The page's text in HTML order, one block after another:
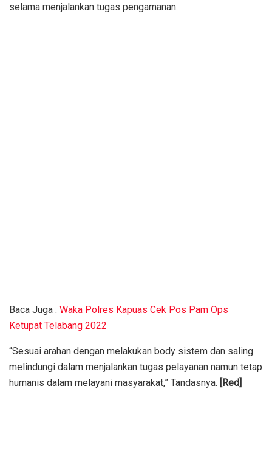
selama menjalankan tugas pengamanan.
Baca Juga : Waka Polres Kapuas Cek Pos Pam Ops
Ketupat Telabang 2022
“Sesuai arahan dengan melakukan body sistem dan saling
melindungi dalam menjalankan tugas pelayanan namun tetap
humanis dalam melayani masyarakat,” Tandasnya. [Red]